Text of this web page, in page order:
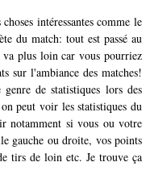
intéressantes comme le
du match: tout est passé au
plus loin car vous pourriez
sur l'ambiance des matches!
de statistiques lors des
peut voir les statistiques du
notamment si vous ou votre
gauche ou droite, vos points
tirs de loin etc. Je trouve ça